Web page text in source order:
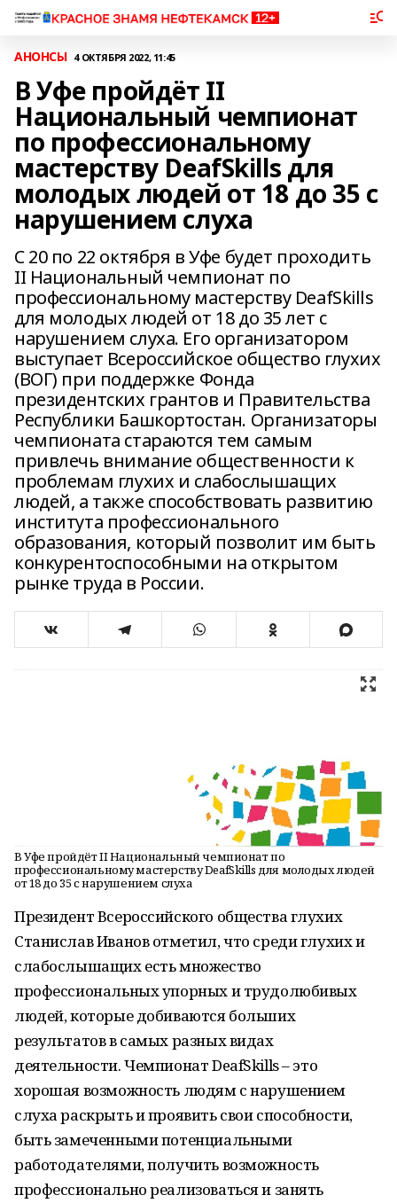
АНОНСЫ 4 ОКТЯБРЯ 2022, 11:45
В Уфе пройдёт II
Национальный чемпионат
по профессиональному
мастерству DeafSkills для
молодых людей от 18 до 35 с
нарушением слуха
С 20 по 22 октября в Уфе будет проходить
II Национальный чемпионат по
профессиональному мастерству DeafSkills
для молодых людей от 18 до 35 лет с
нарушением слуха. Его организатором
выступает Всероссийское общество глухих
(ВОГ) при поддержке Фонда
президентских грантов и Правительства
Республики Башкортостан. Организаторы
чемпионата стараются тем самым
привлечь внимание общественности к
проблемам глухих и слабослышащих
людей, а также способствовать развитию
института профессионального
образования, который позволит им быть
конкурентоспособными на открытом
рынке труда в России.
В Уфе пройдёт II Национальный чемпионат по
профессиональному мастерству DeafSkills для молодых людей
от 18 до 35 с нарушением слуха
Президент Всероссийского общества глухих
Станислав Иванов отметил, что среди глухих и
слабослышащих есть множество
профессиональных упорных и трудолюбивых
людей, которые добиваются больших
результатов в самых разных видах
деятельности. Чемпионат DeafSkills – это
хорошая возможность людям с нарушением
слуха раскрыть и проявить свои способности,
быть замеченными потенциальными
работодателями, получить возможность
профессионально реализоваться и занять